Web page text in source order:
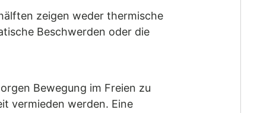
zeigen weder thermische
Beschwerden oder die
Bewegung im Freien zu
vermieden werden. Eine